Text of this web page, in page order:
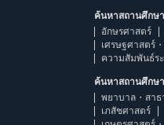
ค้นหาสถานศึกษ
อักษรศาสตร์
เศรษฐศาสตร์
ความสัมพันธ์ร
ค้นหาสถานศึกษ
พยาบาล・สา
เภสัชศาสตร์